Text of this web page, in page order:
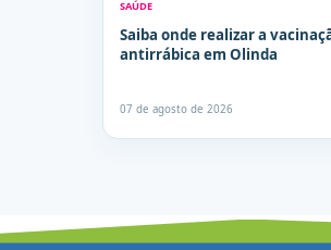
SAÚDE
Saiba onde realizar a
antirrábica em Olinda
07 de agosto de 2026